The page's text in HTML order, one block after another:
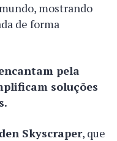
mostrando
de forma
pela
soluções
Skyscraper, que